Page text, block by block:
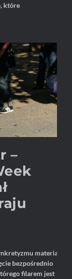
które
–
materiałów.
bezpośrednio
filarem jest